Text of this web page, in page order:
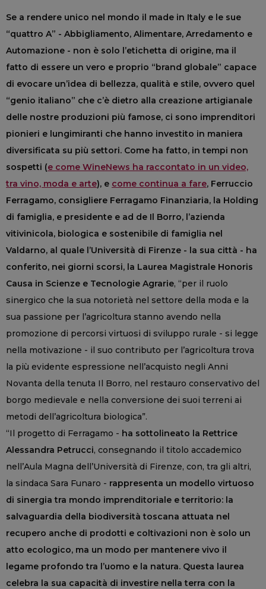
Se a rendere unico nel mondo il made in Italy e le sue
“quattro A” - Abbigliamento, Alimentare, Arredamento e
Automazione - non è solo l’etichetta di origine, ma il
fatto di essere un vero e proprio “brand globale” capace
di evocare un’idea di bellezza, qualità e stile, ovvero quel
“genio italiano” che c’è dietro alla creazione artigianale
delle nostre produzioni più famose, ci sono imprenditori
pionieri e lungimiranti che hanno investito in maniera
diversificata su più settori. Come ha fatto, in tempi non
sospetti (e come WineNews ha raccontato in un video,
tra vino, moda e arte), e come continua a fare, Ferruccio
Ferragamo, consigliere Ferragamo Finanziaria, la Holding
di famiglia, e presidente e ad de Il Borro, l’azienda
vitivinicola, biologica e sostenibile di famiglia nel
Valdarno, al quale l’Università di Firenze - la sua città - ha
conferito, nei giorni scorsi, la Laurea Magistrale Honoris
Causa in Scienze e Tecnologie Agrarie, “per il ruolo
sinergico che la sua notorietà nel settore della moda e la
sua passione per l’agricoltura stanno avendo nella
promozione di percorsi virtuosi di sviluppo rurale - si legge
nella motivazione - il suo contributo per l’agricoltura trova
la più evidente espressione nell’acquisto negli Anni
Novanta della tenuta Il Borro, nel restauro conservativo del
borgo medievale e nella conversione dei suoi terreni ai
metodi dell’agricoltura biologica”.
“Il progetto di Ferragamo - ha sottolineato la Rettrice
Alessandra Petrucci, consegnando il titolo accademico
nell’Aula Magna dell’Università di Firenze, con, tra gli altri,
la sindaca Sara Funaro - rappresenta un modello virtuoso
di sinergia tra mondo imprenditoriale e territorio: la
salvaguardia della biodiversità toscana attuata nel
recupero anche di prodotti e coltivazioni non è solo un
atto ecologico, ma un modo per mantenere vivo il
legame profondo tra l’uomo e la natura. Questa laurea
celebra la sua capacità di investire nella terra con la